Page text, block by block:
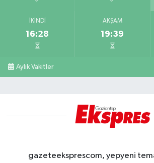
İKINDI
16:28
AKŞAM
19:39
Aylık Vakitler
gazeteeksprescom, yepyeni